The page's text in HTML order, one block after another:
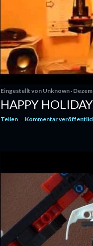
Eingestellt von Unknown
HAPPY
Teilen Kommentar